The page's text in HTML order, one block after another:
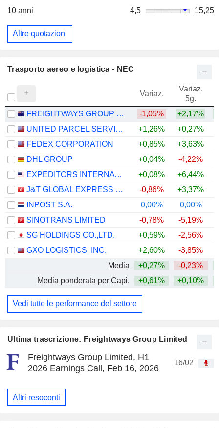
Ultima trascrizione: Freightways Group Limited
Freightways Group Limited, H1
2026 Earnings Call, Feb 16, 2026
16/02
Altri resoconti
10 anni
4,5 15,25
Altre quotazioni
Trasporto aereo e logistica - NEC
Variaz.
Variaz.
5g.
FREIGHTWAYS GROUP LIMITED -1,05% +2,17%
UNITED PARCEL SERVICE, INC.
+1,26% +0,27%
FEDEX CORPORATION
+0,85% +3,63%
DHL GROUP
+0,04% -4,22%
EXPEDITORS INTERNATIONAL OF WASHINGTON INC.
+0,08% +6,44%
J&T GLOBAL EXPRESS LIMITED
-0,86% +3,37%
INPOST S.A.
0,00% 0,00%
SINOTRANS LIMITED
-0,78% -5,19%
SG HOLDINGS CO.,LTD.
+0,59% -2,56%
GXO LOGISTICS, INC.
+2,60% -3,85%
Media
+0,27% -0,23%
Media ponderata per Capi.
+0,61% +0,10%
Vedi tutte le performance del settore